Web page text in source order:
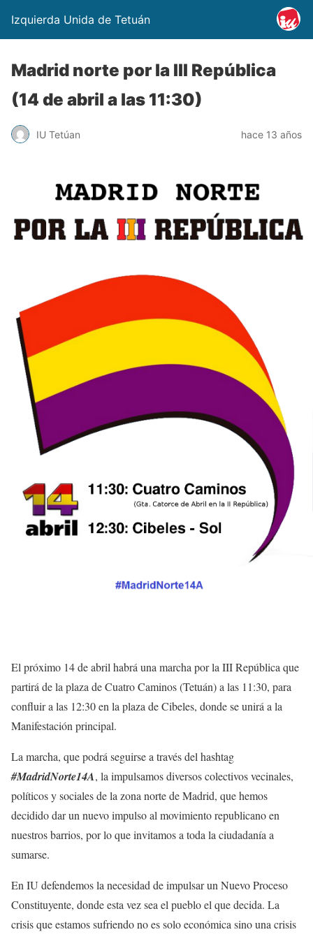
Izquierda Unida de Tetuán
Madrid norte por la III República
(14 de abril a las 11:30)
IU Tetúan hace 13 años
El próximo 14 de abril habrá una marcha por la III República que
partirá de la plaza de Cuatro Caminos (Tetuán) a las 11:30, para
confluir a las 12:30 en la plaza de Cibeles, donde se unirá a la
Manifestación principal.
La marcha, que podrá seguirse a través del hashtag
#MadridNorte14A, la impulsamos diversos colectivos vecinales,
políticos y sociales de la zona norte de Madrid, que hemos
decidido dar un nuevo impulso al movimiento republicano en
nuestros barrios, por lo que invitamos a toda la ciudadanía a
sumarse.
En IU defendemos la necesidad de impulsar un Nuevo Proceso
Constituyente, donde esta vez sea el pueblo el que decida. La
crisis que estamos sufriendo no es solo económica sino una crisis